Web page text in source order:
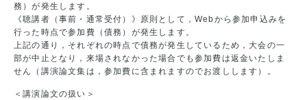
務）が発生します。
《聴講者（事前・通常受付）》原則として，Webから参加申込みを
行った時点で参加費（債務）が発生します。
上記の通り，それぞれの時点で債務が発生しているため，大会の一
部が中止となり，来場されなかった場合でも参加費は返金いたしま
せん（講演論文集は，参加費に含まれますのでお渡しします）。
＜講演論文の扱い＞